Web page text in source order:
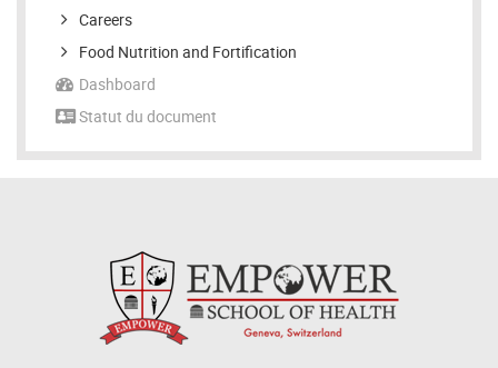
Careers
Food Nutrition and Fortification
Dashboard
Statut du document